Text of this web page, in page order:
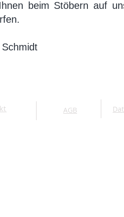
beim Stöbern auf
AGB